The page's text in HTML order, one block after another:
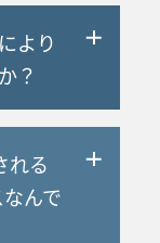
カ、etc.、
チャイ
の回線を
ことも可能
なグルー
多々ありま
ことで、
し、そのよ
るとは限り
ントが行
制が厳し
より
？
します。
Ping疎通テ
かかりま
以
れる
んで